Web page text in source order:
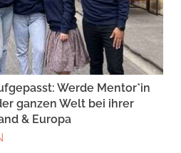
Werde Mentor*in
ganzen Welt bei ihrer
& Europa